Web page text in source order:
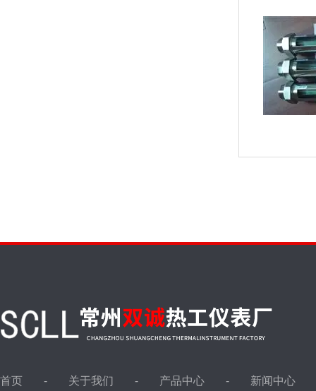
首页 关于我们 产品中心 新闻中心